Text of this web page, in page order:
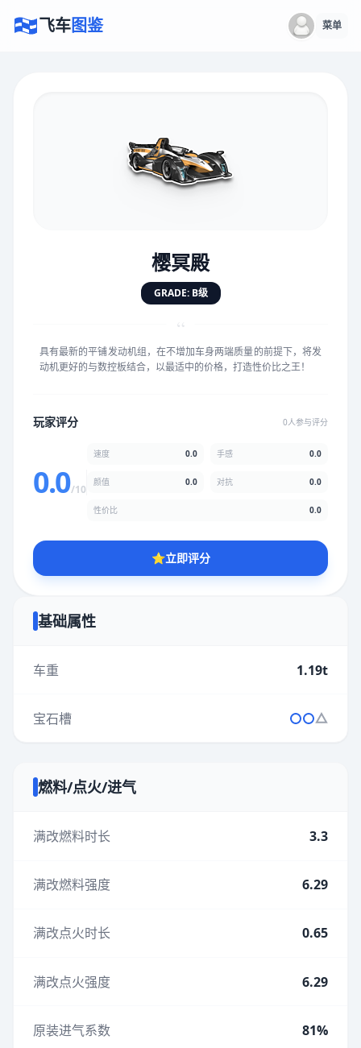
飞车图鉴 菜单
樱冥殿
GRADE: B级
“
具有最新的平铺发动机组，在不增加车身两端质量的前提下，将发
动机更好的与数控板结合，以最适中的价格，打造性价比之王！
玩家评分 0人参与评分
0.0/10
速度 0.0 手感 0.0
颜值 0.0 对抗 0.0
性价比 0.0
⭐立即评分
基础属性
车重 1.19t
宝石槽
燃料/点火/进气
满改燃料时长 3.3
满改燃料强度 6.29
满改点火时长 0.65
满改点火强度 6.29
原装进气系数 81%
★★★★★★
手感 5.0分
★★ ★ ★
性价比
★★★★★★★★★★